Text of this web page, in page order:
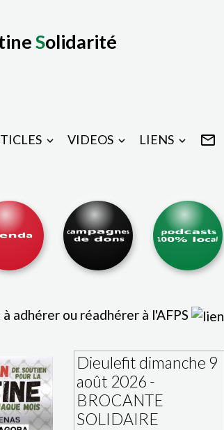
Solidarité
VIDEOS LIENS
réadhérer à l'AFPS
Dieulefit dimanche 9
août 2026 -
BROCANTE
SOLIDAIRE